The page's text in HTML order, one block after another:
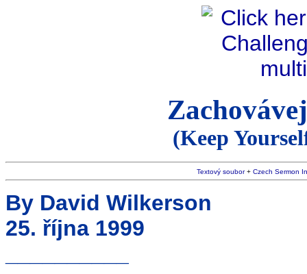
(Keep
Textový soubor+ Czech Sermon
By David Wilkerson
25. října 1999